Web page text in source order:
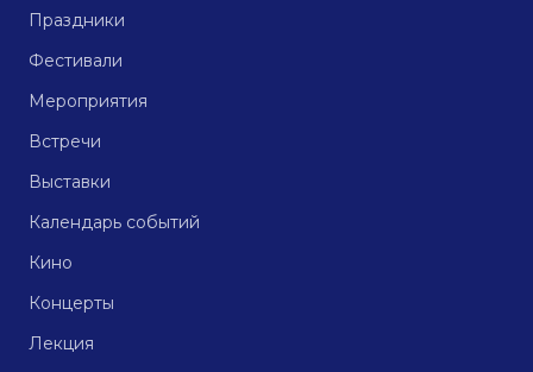
Праздники
Фестивали
Мероприятия
Встречи
Выставки
Календарь событий
Кино
Концерты
Лекция